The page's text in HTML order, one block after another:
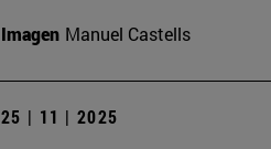
Imagen Manuel Castells
25 | 11 | 2025